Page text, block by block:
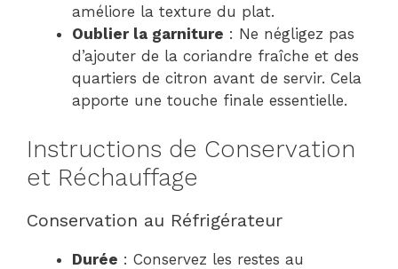
améliore la texture du plat.
Oublier la garniture : Ne négligez pas
d’ajouter de la coriandre fraîche et des
quartiers de citron avant de servir. Cela
apporte une touche finale essentielle.
Instructions de Conservation
et Réchauffage
Conservation au Réfrigérateur
Durée : Conservez les restes au